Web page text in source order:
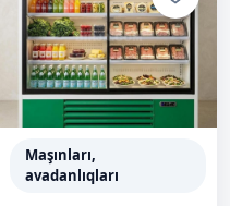
Maşınları,
avadanlıqları